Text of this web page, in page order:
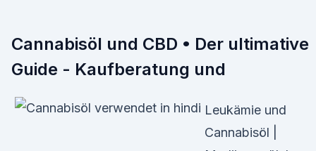
Cannabisöl und CBD • Der ultimative
Guide - Kaufberatung und
Leukämie und
Cannabisöl |